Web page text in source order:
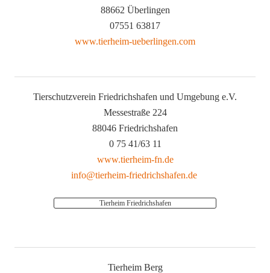
88662 Überlingen
07551 63817
www.tierheim-ueberlingen.com
Tierschutzverein Friedrichshafen und Umgebung e.V.
Messestraße 224
88046 Friedrichshafen
0 75 41/63 11
www.tierheim-fn.de
info@tierheim-friedrichshafen.de
Tierheim Friedrichshafen
Tierheim Berg